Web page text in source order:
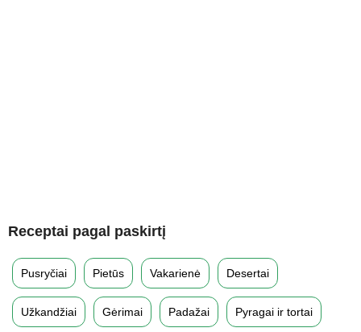
Receptai pagal paskirtį
Pusryčiai Pietūs Vakarienė Desertai
Užkandžiai Gėrimai Padažai Pyragai ir tortai